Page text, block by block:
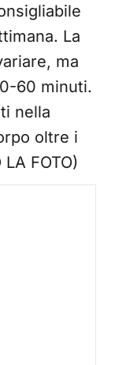
La
ma
60 minuti.
nella
oltre i
FOTO)